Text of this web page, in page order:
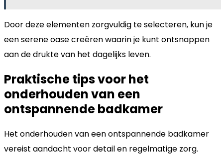
Door deze elementen zorgvuldig te selecteren, kun je
een serene oase creëren waarin je kunt ontsnappen
aan de drukte van het dagelijks leven.
Praktische tips voor het
onderhouden van een
ontspannende badkamer
Het onderhouden van een ontspannende badkamer
vereist aandacht voor detail en regelmatige zorg.